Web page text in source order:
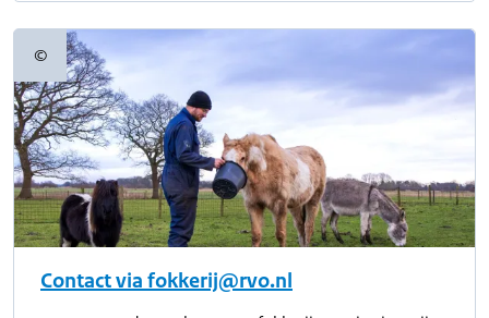
©Copyrightinformatie
Contact via fokkerij@rvo.nl